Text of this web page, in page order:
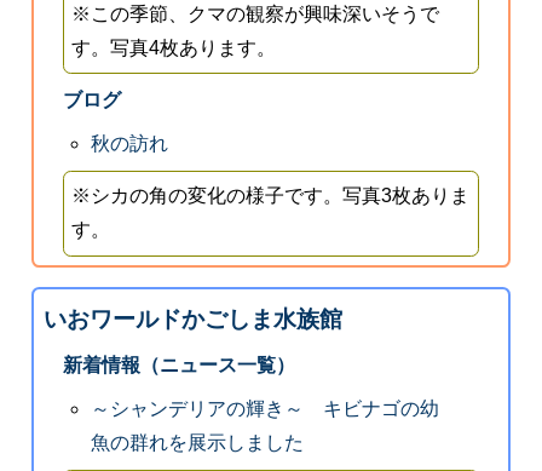
※この季節、クマの観察が興味深いそうで
す。写真4枚あります。
ブログ
秋の訪れ
※シカの角の変化の様子です。写真3枚ありま
す。
いおワールドかごしま水族館
新着情報（ニュース一覧）
～シャンデリアの輝き～ キビナゴの幼
魚の群れを展示しました